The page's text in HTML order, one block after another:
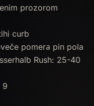
prozorom
curb
pomerа pin pola
Rush: 25-40
9